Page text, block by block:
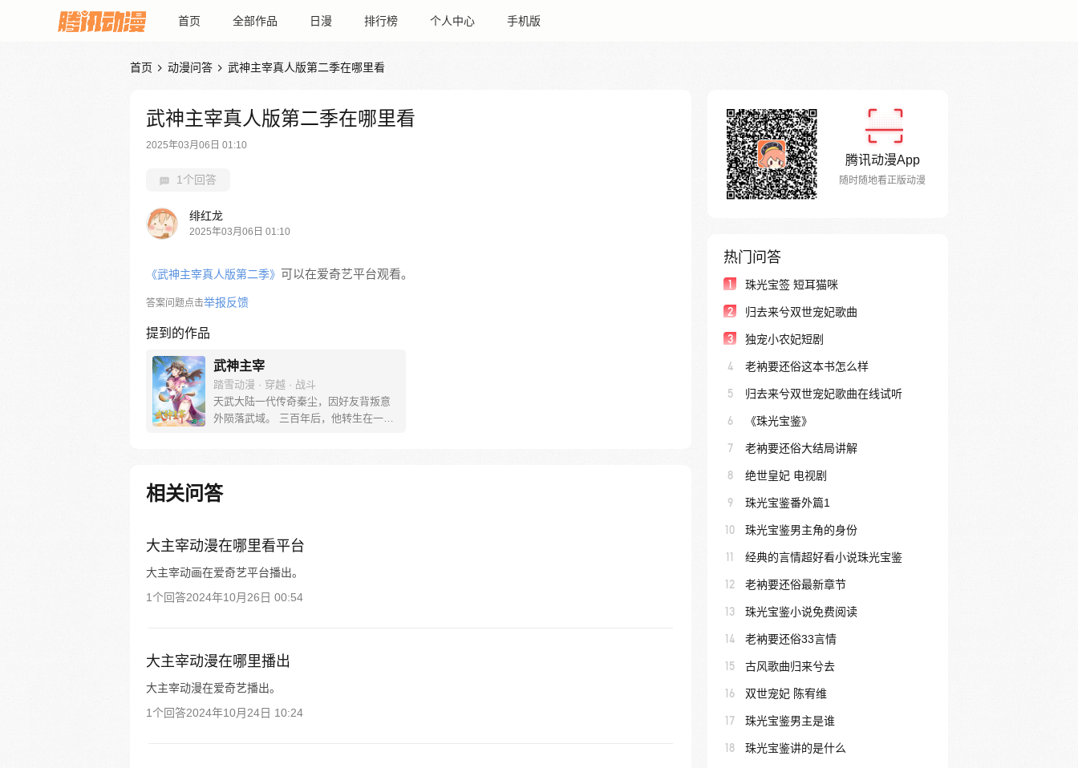
首页 全部作品 日漫 排行榜 个人中心 手机版
首页  动漫问答  武神主宰真人版第二季在哪里看
武神主宰真人版第二季在哪里看
2025年03月06日 01:10
1个回答
绯红龙
2025年03月06日 01:10
《武神主宰真人版第二季》 可以在爱奇艺平台观看。
答案问题点击举报反馈
提到的作品
武神主宰
踏雪动漫 · 穿越 · 战斗
天武大陆一代传奇秦尘，因好友背叛意
外陨落武域。 三百年后，他转生在一个
之旅…
相关问答
大主宰动漫在哪里看平台
大主宰动画在爱奇艺平台播出。
1个回答2024年10月26日 00:54
大主宰动漫在哪里播出
大主宰动漫在爱奇艺播出。
1个回答2024年10月24日 10:24
腾讯动漫App
随时随地看正版动漫
热门问答
1 珠光宝签 短耳猫咪
2 归去来兮双世宠妃歌曲
3 独宠小农妃短剧
4 老衲要还俗这本书怎么样
5 归去来兮双世宠妃歌曲在线试听
6 《珠光宝鉴》
7 老衲要还俗大结局讲解
8 绝世皇妃 电视剧
9 珠光宝鉴番外篇1
10 珠光宝鉴男主角的身份
11 经典的言情超好看小说珠光宝鉴
12 老衲要还俗最新章节
13 珠光宝鉴小说免费阅读
14 老衲要还俗33言情
15 古风歌曲归来兮去
16 双世宠妃 陈宥维
17 珠光宝鉴男主是谁
18 珠光宝鉴讲的是什么